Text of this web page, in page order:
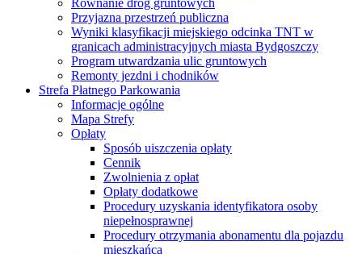
Przyjazna przestrzeń publiczna
Wyniki klasyfikacji miejskiego odcinka TNT w
granicach administracyjnych miasta Bydgoszczy
Program utwardzania ulic gruntowych
Remonty jezdni i chodników
Strefa Płatnego Parkowania
Informacje ogólne
Mapa Strefy
Opłaty
Sposób uiszczenia opłaty
Cennik
Zwolnienia z opłat
Opłaty dodatkowe
Procedury uzyskania identyfikatora osoby
niepełnosprawnej
Procedury otrzymania abonamentu dla pojazdu
mieszkańca